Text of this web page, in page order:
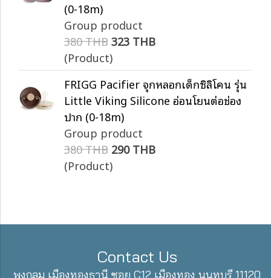
(0-18m)
Group product
380 THB323 THB
(Product)
FRIGG Pacifier จุกหลอกเด็กซิลิโคน รุ่น
Little Viking Silicone อ่อนโยนต่อช่อง
ปาก (0-18m)
Group product
380 THB 290 THB
(Product)
Contact Us
พุงกลม เมืองทองธานี ซอย C12 เมืองทอง นนทบุรี 11120